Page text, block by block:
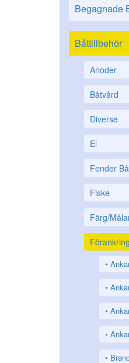
Begagnade
Båttillbehör
Anoder
Båtvård
Diverse
El
Fender
Fiske
Färg/